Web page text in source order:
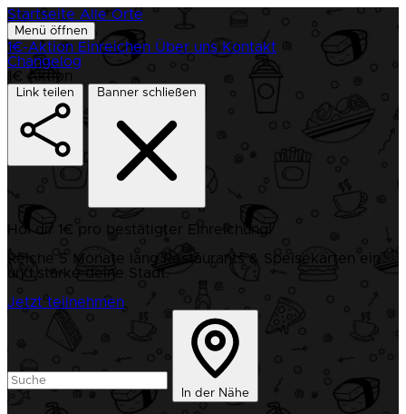
Startseite Alle Orte
Menü öffnen
1€-Aktion Einreichen Über uns Kontakt
Changelog
1€ Aktion
Link teilen Banner schließen
Hol dir 1€ pro bestätigter Einreichung!
Reiche 5 Monate lang Restaurants & Speisekarten ein
und stärke deine Stadt.
Jetzt teilnehmen
In der Nähe